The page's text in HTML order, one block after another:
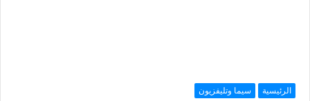
الرئيسية سيما وتليفزيون